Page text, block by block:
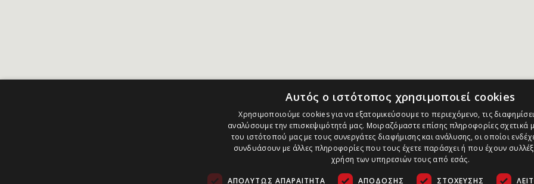
Αυτός ο ιστότοπος χρησιμοποιεί cookies
Χρησιμοποιούμε cookies για να εξατομικεύσουμε το περιεχόμενο, τις
αναλύσουμε την επισκεψιμότητά μας. Μοιραζόμαστε επίσης πληροφορίες σχετικά
του ιστότοπού μας με τους συνεργάτες διαφήμισης και ανάλυσης, οι οποίοι
συνδυάσουν με άλλες πληροφορίες που τους έχετε παράσχει ή που έχουν
χρήση των υπηρεσιών τους από εσάς.
ΑΠΟΛΎΤΩΣ ΑΠΑΡΑΊΤΗΤΑ ΑΠΌΔΟΣΗΣ ΣΤΌΧΕΥΣΗΣ